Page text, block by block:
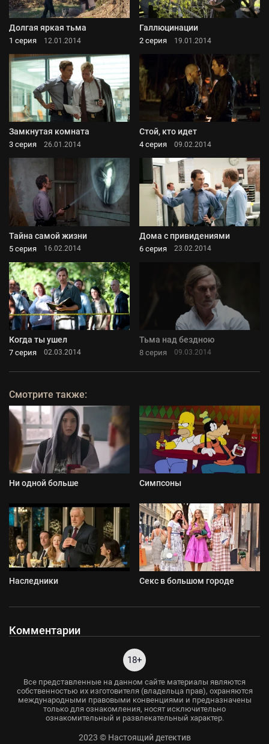
Долгая яркая тьма
1 серия 12.01.2014
Галлюцинации
2 серия 19.01.2014
Замкнутая комната
3 серия 26.01.2014
Стой, кто идет
4 серия 09.02.2014
Тайна самой жизни
5 серия 16.02.2014
Дома с привидениями
6 серия 23.02.2014
Когда ты ушел
7 серия 02.03.2014
Тьма над бездною
8 серия 09.03.2014
Смотрите также:
Ни одной больше Симпсоны
Наследники Секс в большом городе
Комментарии
18+
Все представленные на данном сайте материалы являются
собственностью их изготовителя (владельца прав), охраняются
международными правовыми конвенциями и предназначены
только для ознакомления, носят исключительно
ознакомительный и развлекательный характер.
2023 © Настоящий детектив